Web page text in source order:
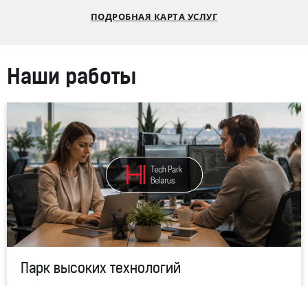
ПОДРОБНАЯ КАРТА УСЛУГ
Наши работы
Парк высоких технологий